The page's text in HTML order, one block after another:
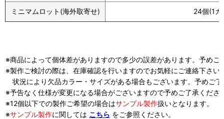
ミニマムロット(海外取寄せ) 24個(1カ
※商品によって個体差がありますので多少の誤差があります。予めご
※製作ご検討の際は、在庫確認を行いますのでお気軽にご連絡下さい
状況により欠品カラー・サイズがある場合もございます。予めご
※予告なく仕様が変更になる場合がございますので予めご了承くださ
※12個以下での製作ご希望の場合はサンプル製作扱いとなります。
※サンプル製作に関しては こちら をご参照ください。